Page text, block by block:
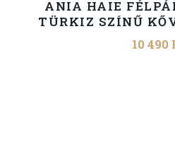
ANIA HAIE
TÜRKIZ SZÍNŰ
10 490